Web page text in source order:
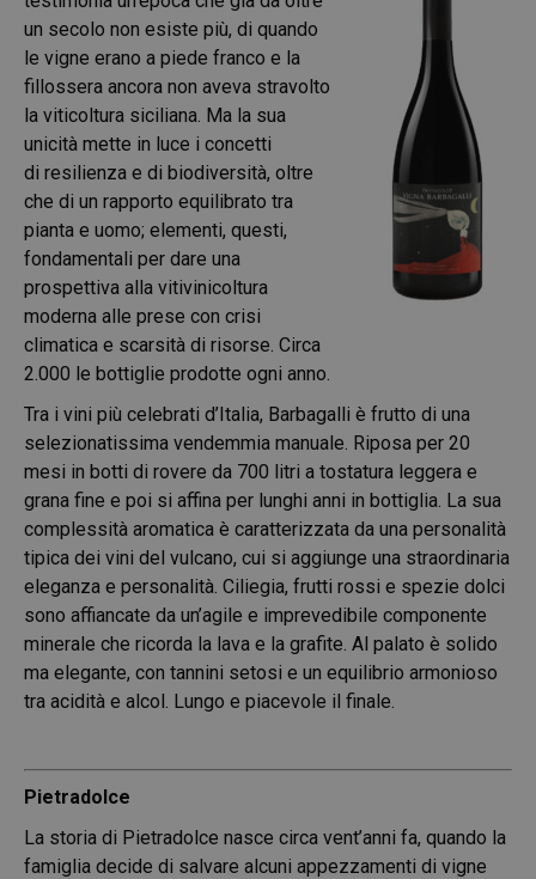
un secolo non esiste più, di quando
le vigne erano a piede franco e la
fillossera ancora non aveva stravolto
la viticoltura siciliana. Ma la sua
unicità mette in luce i concetti
di resilienza e di biodiversità, oltre
che di un rapporto equilibrato tra
pianta e uomo; elementi, questi,
fondamentali per dare una
prospettiva alla vitivinicoltura
moderna alle prese con crisi
climatica e scarsità di risorse. Circa
2.000 le bottiglie prodotte ogni anno.
Tra i vini più celebrati d’Italia, Barbagalli è frutto di una
selezionatissima vendemmia manuale. Riposa per 20
mesi in botti di rovere da 700 litri a tostatura leggera e
grana fine e poi si affina per lunghi anni in bottiglia. La sua
complessità aromatica è caratterizzata da una personalità
tipica dei vini del vulcano, cui si aggiunge una straordinaria
eleganza e personalità. Ciliegia, frutti rossi e spezie dolci
sono affiancate da un’agile e imprevedibile componente
minerale che ricorda la lava e la grafite. Al palato è solido
ma elegante, con tannini setosi e un equilibrio armonioso
tra acidità e alcol. Lungo e piacevole il finale.
Pietradolce
La storia di Pietradolce nasce circa vent’anni fa, quando la
famiglia decide di salvare alcuni appezzamenti di vigne